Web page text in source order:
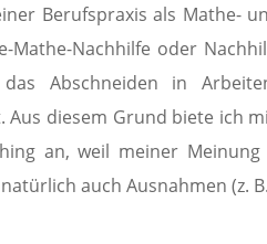
Berufspraxis als Mathe-
Mathe-Nachhilfe oder
Abschneiden in
diesem Grund biete ich
an, weil meiner
auch Ausnahmen (z.